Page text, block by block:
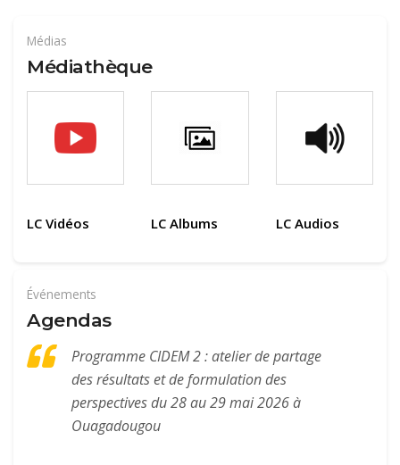
Médias
Médiathèque
LC Vidéos LC Albums LC Audios
Événements
Agendas
Programme CIDEM 2 : atelier de partage
des résultats et de formulation des
perspectives du 28 au 29 mai 2026 à
Ouagadougou